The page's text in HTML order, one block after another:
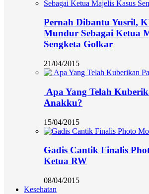
Pernah Dibantu Yusril,
Mundur Sebagai Ketua
Sengketa Golkar
21/04/2015
Apa Yang Telah
Anakku?
15/04/2015
Gadis Cantik Finalis
Ketua RW
08/04/2015
Kesehatan